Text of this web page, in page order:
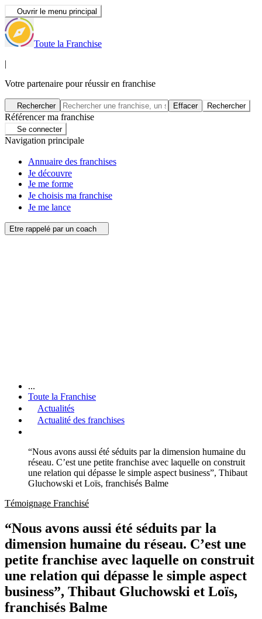
Ouvrir le menu principal
Toute la Franchise
|
Votre partenaire pour réussir en franchise
Rechercher Effacer Rechercher
Référencer ma franchise
Se connecter
Navigation principale
Annuaire des franchises
Je découvre
Je me forme
Je choisis ma franchise
Je me lance
Etre rappelé par un coach
...
Toute la Franchise
Actualités
Actualité des franchises
“Nous avons aussi été séduits par la dimension humaine du
réseau. C’est une petite franchise avec laquelle on construit
une relation qui dépasse le simple aspect business”, Thibaut
Gluchowski et Loïs, franchisés Balme
Témoignage Franchisé
“Nous avons aussi été séduits par la
dimension humaine du réseau. C’est une
petite franchise avec laquelle on construit
une relation qui dépasse le simple aspect
business”, Thibaut Gluchowski et Loïs,
franchisés Balme